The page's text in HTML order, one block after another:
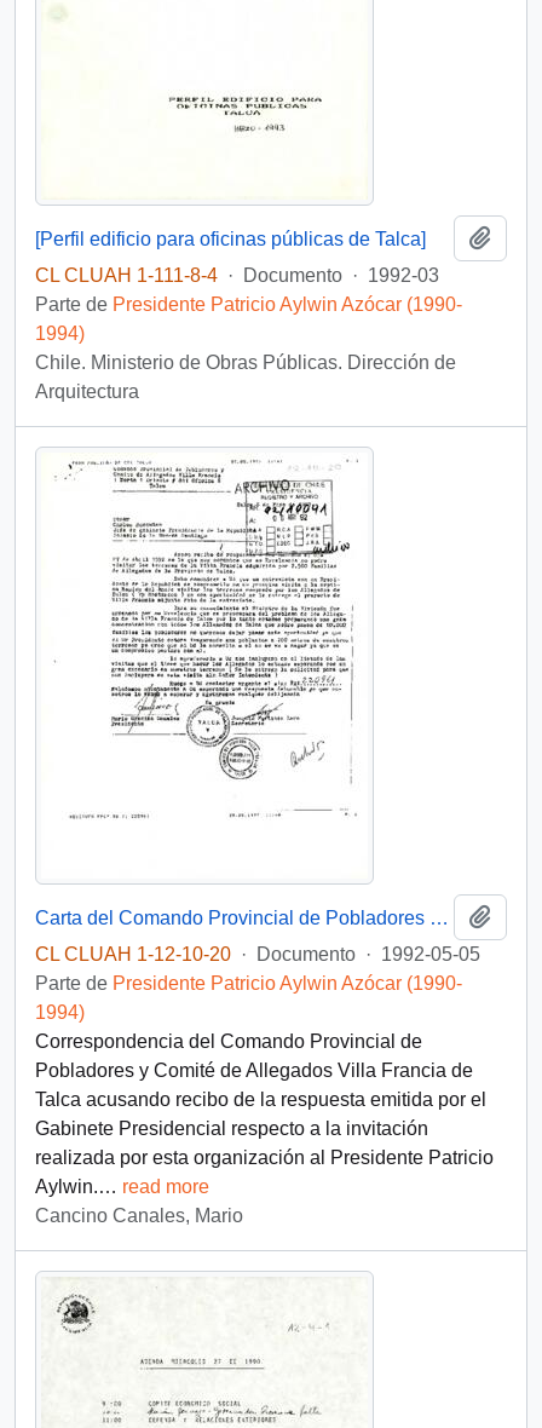
[Perfil edificio para oficinas públicas de Talca]
CL CLUAH 1-111-8-4 · Documento · 1992-03
Parte de Presidente Patricio Aylwin Azócar (1990-
1994)
Chile. Ministerio de Obras Públicas. Dirección de
Arquitectura
Carta del Comando Provincial de Pobladores y Comité de Allegados Villa Francia de Talca
CL CLUAH 1-12-10-20 · Documento · 1992-05-05
Parte de Presidente Patricio Aylwin Azócar (1990-
1994)
Correspondencia del Comando Provincial de
Pobladores y Comité de Allegados Villa Francia de
Talca acusando recibo de la respuesta emitida por el
Gabinete Presidencial respecto a la invitación
realizada por esta organización al Presidente Patricio
Aylwin.… read more
Cancino Canales, Mario